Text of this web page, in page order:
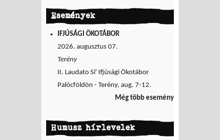
Események
IFJÚSÁGI ÖKOTÁBOR
2026. augusztus 07.
Terény
II. Laudato Si' Ifjúsági Ökotábor
Palócföldön - Terény, aug. 7-12.
Még több esemény
Humusz hírlevelek